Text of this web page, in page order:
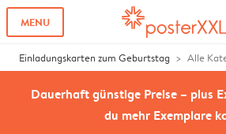
MENU
Einladungskarten zum Geburtstag Alle
Dauerhaft günstige Preise – plus
du mehr Exemplare